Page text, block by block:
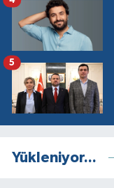
5
Yükleniyor...